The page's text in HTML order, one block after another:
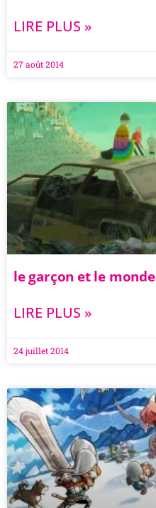
LIRE PLUS »
27 août 2014
le garçon et le monde
LIRE PLUS »
24 juillet 2014